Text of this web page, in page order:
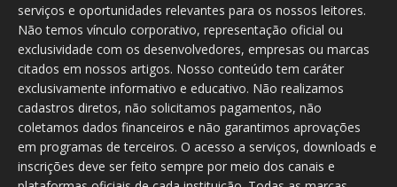
serviços e oportunidades relevantes para os nossos leitores.
Não temos vínculo corporativo, representação oficial ou
exclusividade com os desenvolvedores, empresas ou marcas
citados em nossos artigos. Nosso conteúdo tem caráter
exclusivamente informativo e educativo. Não realizamos
cadastros diretos, não solicitamos pagamentos, não
coletamos dados financeiros e não garantimos aprovações
em programas de terceiros. O acesso a serviços, downloads e
inscrições deve ser feito sempre por meio dos canais e